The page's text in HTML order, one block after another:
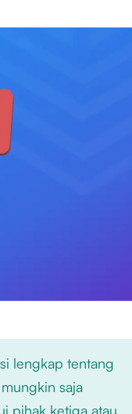
lengkap tentang
saja
pihak ketiga atau